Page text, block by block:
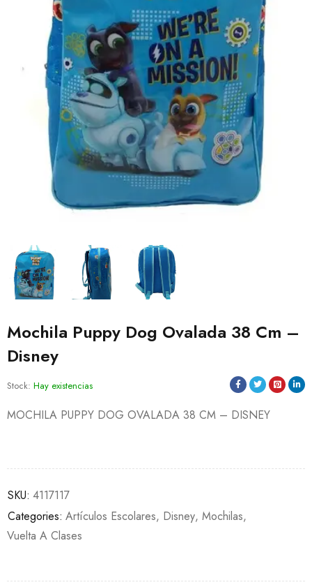
Mochila Puppy Dog Ovalada 38 Cm –
Disney
Stock: Hay existencias
MOCHILA PUPPY DOG OVALADA 38 CM – DISNEY
SKU: 4117117
Categories: Artículos Escolares, Disney, Mochilas,
Vuelta A Clases